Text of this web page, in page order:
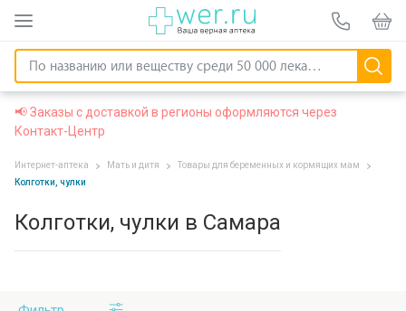
📢 Заказы с доставкой в регионы оформляются через
Контакт-Центр
Интернет-аптека Мать и дитя
Товары для беременных и кормящих мам
Колготки, чулки
Колготки, чулки в Самара